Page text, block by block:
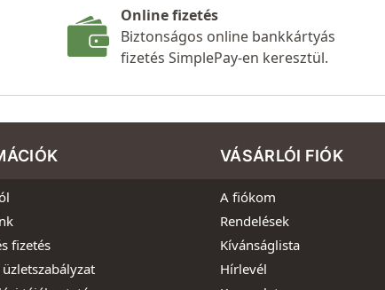
Online fizetés
Biztonságos online bankkártyás
fizetés SimplePay-en keresztül.
fizetés
VÁSÁRLÓI FIÓK
A fiókom
Rendelések
Kívánságlista
Hírlevél